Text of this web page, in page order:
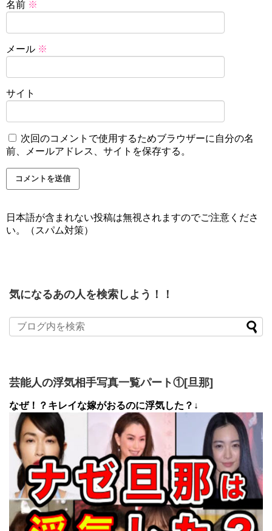
名前 ※
メール ※
サイト
次回のコメントで使用するためブラウザーに自分の名
前、メールアドレス、サイトを保存する。
日本語が含まれない投稿は無視されますのでご注意くださ
い。（スパム対策）
気になるあの人を検索しよう！！
芸能人の浮気相手写真一覧パート①[旦那]
なぜ！？キレイな嫁がおるのに浮気した？↓